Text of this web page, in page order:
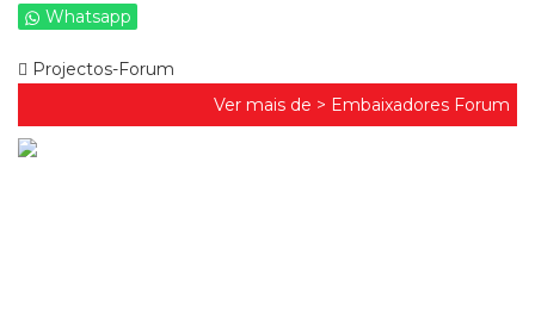
Whatsapp
Projectos-Forum
Ver mais de > Embaixadores Forum